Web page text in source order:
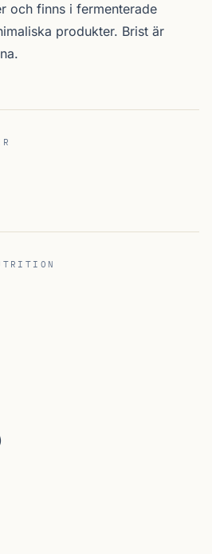
och finns i fermenterade
produkter. Brist är